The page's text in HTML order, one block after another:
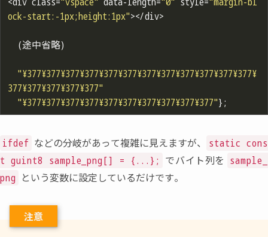
ock-start:-1px;height:1px"></div>
"¥377¥377¥377¥377¥377¥377¥377¥377¥377¥377¥377¥377¥
377¥377¥377¥377¥377"
"¥377¥377¥377¥377¥377¥377¥377¥377¥377¥377"
ifdef などの分岐があって複雑に見えますが、
static cons
t guint8 sample_png[] = {...}; でバイト列を sample_
png という変数に設定しているだけです。
注意